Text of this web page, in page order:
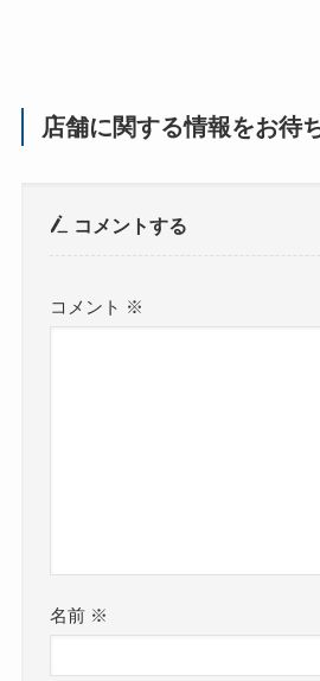
店舗に関する情報をお待
コメントする
コメント ※
名前 ※